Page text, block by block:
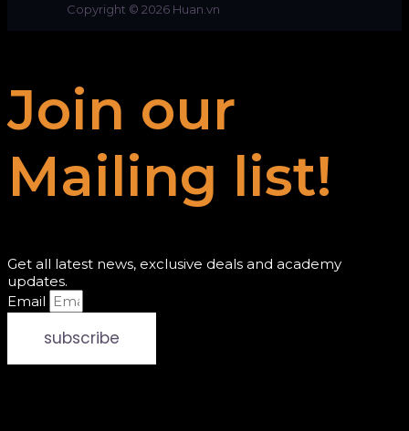
Copyright © 2026 Huan.vn
Join our
Mailing list!
Get all latest news, exclusive deals and academy
updates.
Email
subscribe